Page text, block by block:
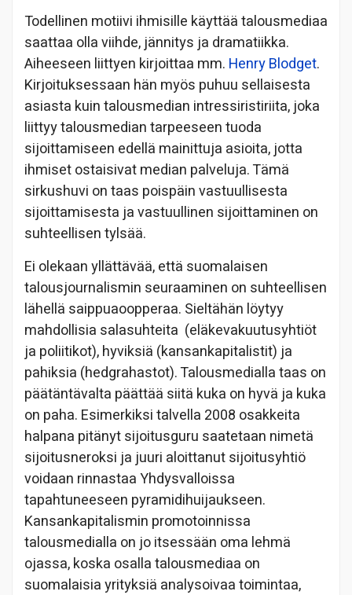
Todellinen motiivi ihmisille käyttää talousmediaa
saattaa olla viihde, jännitys ja dramatiikka.
Aiheeseen liittyen kirjoittaa mm. Henry Blodget.
Kirjoituksessaan hän myös puhuu sellaisesta
asiasta kuin talousmedian intressiristiriita, joka
liittyy talousmedian tarpeeseen tuoda
sijoittamiseen edellä mainittuja asioita, jotta
ihmiset ostaisivat median palveluja. Tämä
sirkushuvi on taas poispäin vastuullisesta
sijoittamisesta ja vastuullinen sijoittaminen on
suhteellisen tylsää.
Ei olekaan yllättävää, että suomalaisen
talousjournalismin seuraaminen on suhteellisen
lähellä saippuaoopperaa. Sieltähän löytyy
mahdollisia salasuhteita (eläkevakuutusyhtiöt
ja poliitikot), hyviksiä (kansankapitalistit) ja
pahiksia (hedgrahastot). Talousmedialla taas on
päätäntävalta päättää siitä kuka on hyvä ja kuka
on paha. Esimerkiksi talvella 2008 osakkeita
halpana pitänyt sijoitusguru saatetaan nimetä
sijoitusneroksi ja juuri aloittanut sijoitusyhtiö
voidaan rinnastaa Yhdysvalloissa
tapahtuneeseen pyramidihuijaukseen.
Kansankapitalismin promotoinnissa
talousmedialla on jo itsessään oma lehmä
ojassa, koska osalla talousmediaa on
suomalaisia yrityksiä analysoivaa toimintaa,